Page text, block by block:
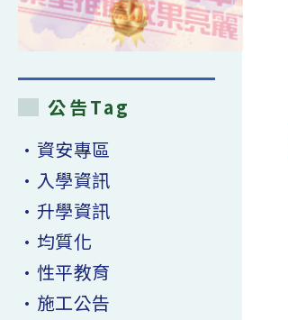
公告Tag
•資安專區
•入學資訊
•升學資訊
•均質化
•性平教育
•施工公告